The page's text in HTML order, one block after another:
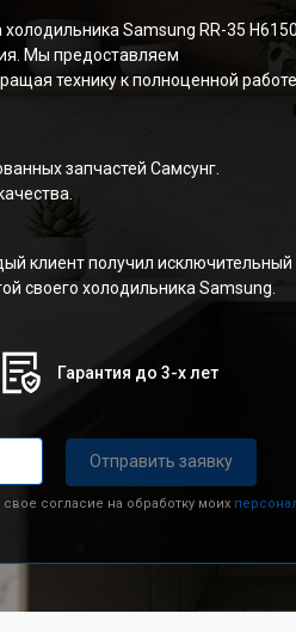
Samsung RR-35
Мы предоставляем
технику к полноценной работе.
запчастей Самсунг.
клиент получил исключительный
своего холодильника Samsung.
Гарантия до 3-х лет
Отправить заявку
согласие на обработку моих